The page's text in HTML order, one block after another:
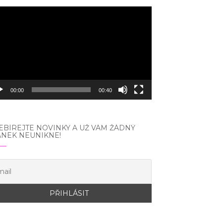
00:00 00:40
NOVINKY A UŽ VÁM ŽÁDNÝ
NEUNIKNE!